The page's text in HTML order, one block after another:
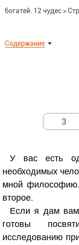
богатей. 12 чудес >
Содержание
У вас есть
необходимых
мной
второе.
Если я дам вам
готовы
исследованию